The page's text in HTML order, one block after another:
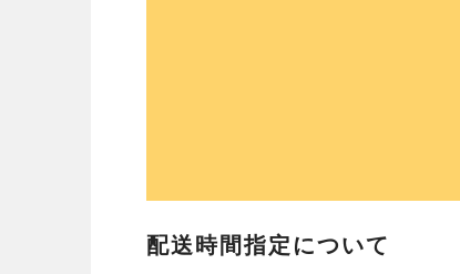
配送時間指定について